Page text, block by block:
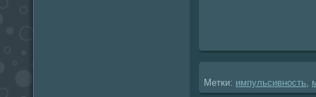
Метки: импульсивность